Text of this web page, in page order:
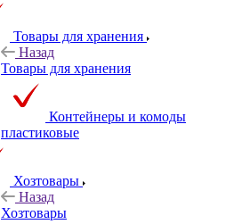
Товары для хранения
Назад
Товары для хранения
Контейнеры и комоды
пластиковые
Хозтовары
Назад
Хозтовары